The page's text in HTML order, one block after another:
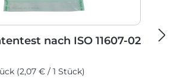
nach ISO 11607-02
(2,07 € / 1 Stück)